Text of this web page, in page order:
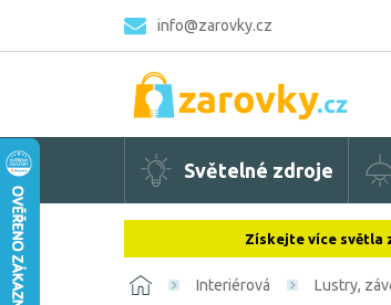
info@zarovky.cz
Světelné zdroje
Získejte více světla
Interiérová Lustry,